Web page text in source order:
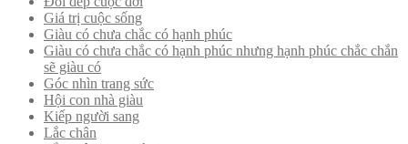
Giá trị cuộc sống
Giàu có chưa chắc có hạnh phúc
Giàu có chưa chắc có hạnh phúc nhưng hạnh phúc chắc chắn
sẽ giàu có
Góc nhìn trang sức
Hội con nhà giàu
Kiếp người sang
Lắc chân